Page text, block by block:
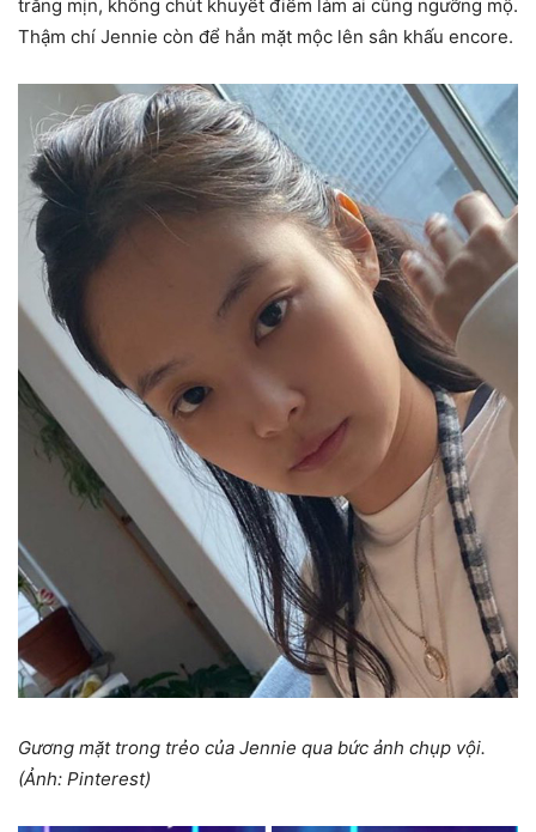
trắng mịn, không chút khuyết điểm làm ai cũng ngưỡng mộ.
Thậm chí Jennie còn để hẳn mặt mộc lên sân khấu encore.
Gương mặt trong trẻo của Jennie qua bức ảnh chụp vội.
(Ảnh: Pinterest)